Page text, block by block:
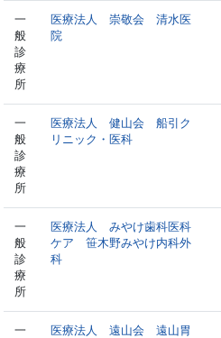
一
般
診
療
所
医療法人 崇敬会 清水医
院
一
般
診
療
所
医療法人 健山会 船引ク
リニック・医科
一
般
診
療
所
医療法人 みやけ歯科医科
ケア 笹木野みやけ内科外
科
一
医療法人 遠山会 遠山胃